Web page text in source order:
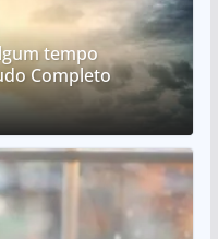
tempo
Completo